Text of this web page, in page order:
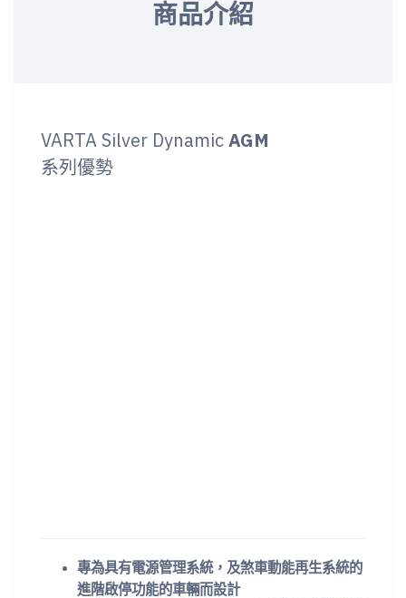
商品介紹
VARTA Silver DynamicAGM
系列優勢
專為具有電源管理系統，及煞車動能再生系統的
進階啟停功能的車輛而設計